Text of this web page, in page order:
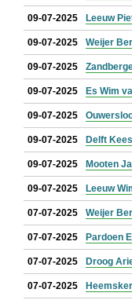
09-07-2025 Leeuw
09-07-2025 Weijer
09-07-2025
09-07-2025 Es Wim
09-07-2025
09-07-2025 Delft
09-07-2025 Mooten
09-07-2025 Leeuw
07-07-2025 Weijer
07-07-2025 Pardoen
07-07-2025 Droog
07-07-2025